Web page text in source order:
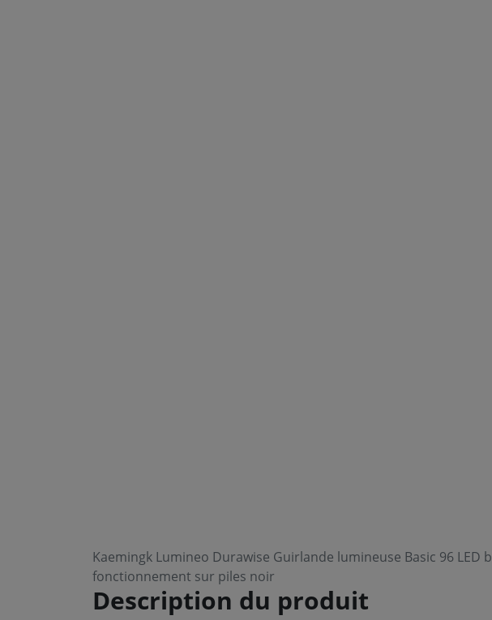
Kaemingk Lumineo Durawise Guirlande lumineuse Basic 96 LED
fonctionnement sur piles noir
Description du produit